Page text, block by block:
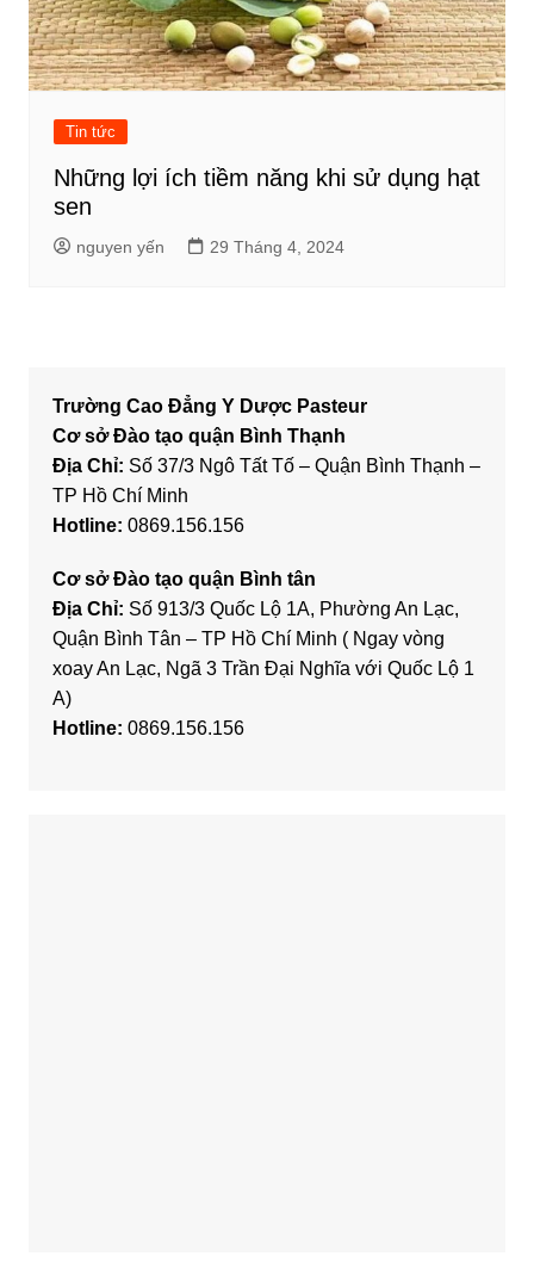
Tin tức
Những lợi ích tiềm năng khi sử dụng hạt
sen
nguyen yến 29 Tháng 4, 2024
Trường Cao Đẳng Y Dược Pasteur
Cơ sở Đào tạo quận Bình Thạnh
Địa Chỉ: Số 37/3 Ngô Tất Tố – Quận Bình Thạnh –
TP Hồ Chí Minh
Hotline: 0869.156.156
Cơ sở Đào tạo quận Bình tân
Địa Chỉ: Số 913/3 Quốc Lộ 1A, Phường An Lạc,
Quận Bình Tân – TP Hồ Chí Minh ( Ngay vòng
xoay An Lạc, Ngã 3 Trần Đại Nghĩa với Quốc Lộ 1
A)
Hotline: 0869.156.156